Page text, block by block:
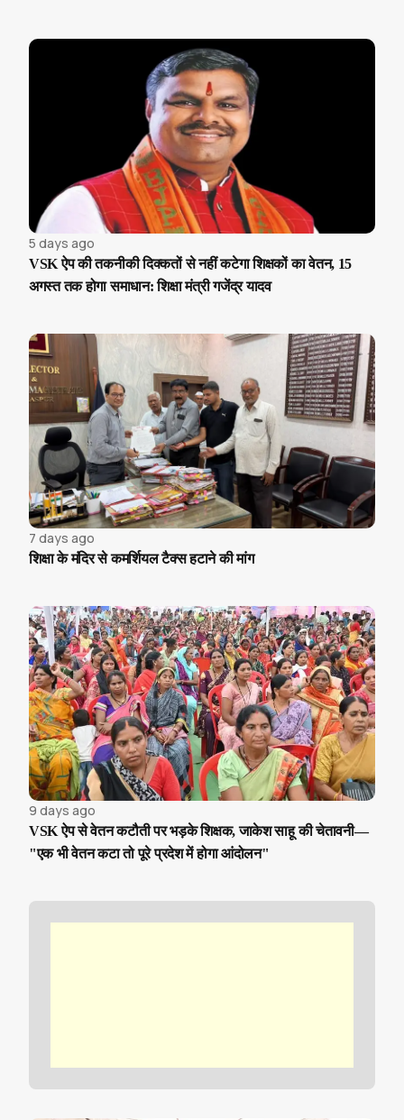
5 days ago
VSK ऐप की तकनीकी दिक्कतों से नहीं कटेगा शिक्षकों का वेतन, 15
अगस्त तक होगा समाधान: शिक्षा मंत्री गजेंद्र यादव
7 days ago
शिक्षा के मंदिर से कमर्शियल टैक्स हटाने की मांग
9 days ago
VSK ऐप से वेतन कटौती पर भड़के शिक्षक, जाकेश साहू की चेतावनी—
"एक भी वेतन कटा तो पूरे प्रदेश में होगा आंदोलन"